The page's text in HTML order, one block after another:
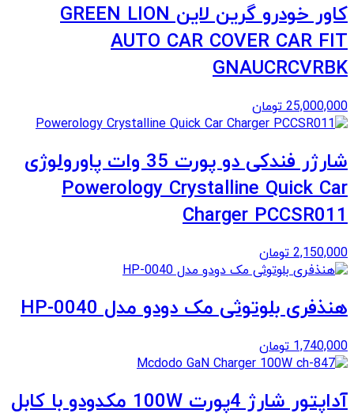
کاور خودرو گرین لاین GREEN LION
AUTO CAR COVER CAR FIT
GNAUCRCVRBK
25,000,000 تومان
شارژر فندکی دو پورت 35 وات پاورولوژی
Powerology Crystalline Quick Car
Charger PCCSR011
2,150,000 تومان
هنذفری بلوتوثی مک دودو مدل HP-0040
1,740,000 تومان
آداپتور شارژ 4پورت 100W مکدودو با کابل